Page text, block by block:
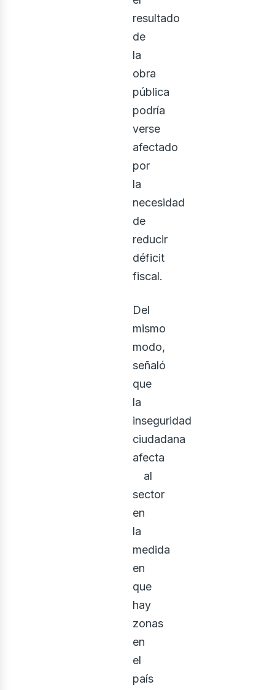
resultado
de
la
obra
pública
podría
verse
afectado
por
la
necesidad
de
reducir
déficit
fiscal.
Del
mismo
modo,
señaló
que
la
inseguridad
ciudadana
afecta
al
sector
en
la
medida
en
que
hay
zonas
en
el
país